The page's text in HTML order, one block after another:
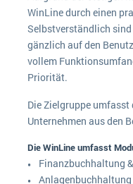
Digitale
MEHR
WinLine durch einen
Selbstverständlich
gänzlich auf den
vollem
Priorität.
Die Zielgruppe
Unternehmen aus den
Die WinLine umfasst
Finanzbuchhaltung
Anlagenbuchhaltung